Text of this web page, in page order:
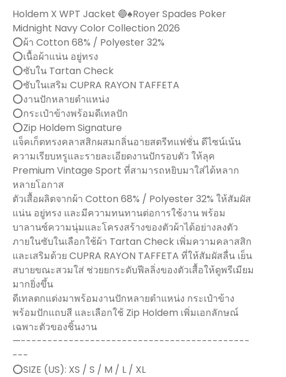
Holdem X WPT Jacket 🔵♠️Royer Spades Poker
Midnight Navy Color Collection 2026
⭕️ผ้า Cotton 68% / Polyester 32%
⭕️เนื้อผ้าแน่น อยู่ทรง
⭕️ซับใน Tartan Check
⭕️ซับในเสริม CUPRA RAYON TAFFETA
⭕️งานปักหลายตำแหน่ง
⭕️กระเป๋าข้างพร้อมดีเทลปัก
⭕️Zip Holdem Signature
แจ็คเก็ตทรงคลาสสิกผสมกลิ่นอายสตรีทแฟชั่น ดีไซน์เน้น
ความเรียบหรูและรายละเอียดงานปักรอบตัว ให้ลุค
Premium Vintage Sport ที่สามารถหยิบมาใส่ได้หลาก
หลายโอกาส
ตัวเสื้อผลิตจากผ้า Cotton 68% / Polyester 32% ให้สัมผัส
แน่น อยู่ทรง และมีความทนทานต่อการใช้งาน พร้อม
บาลานซ์ความนุ่มและโครงสร้างของตัวผ้าได้อย่างลงตัว
ภายในซับในเลือกใช้ผ้า Tartan Check เพิ่มความคลาสสิก
และเสริมด้วย CUPRA RAYON TAFFETA ที่ให้สัมผัสลื่น เย็น
สบายขณะสวมใส่ ช่วยยกระดับฟีลลิ่งของตัวเสื้อให้ดูพรีเมียม
มากยิ่งขึ้น
ดีเทลตกแต่งมาพร้อมงานปักหลายตำแหน่ง กระเป๋าข้าง
พร้อมปักแถบสี และเลือกใช้ Zip Holdem เพิ่มเอกลักษณ์
เฉพาะตัวของชิ้นงาน
—-------------------------------------------
---
⭕️SIZE (US): XS / S / M / L / XL